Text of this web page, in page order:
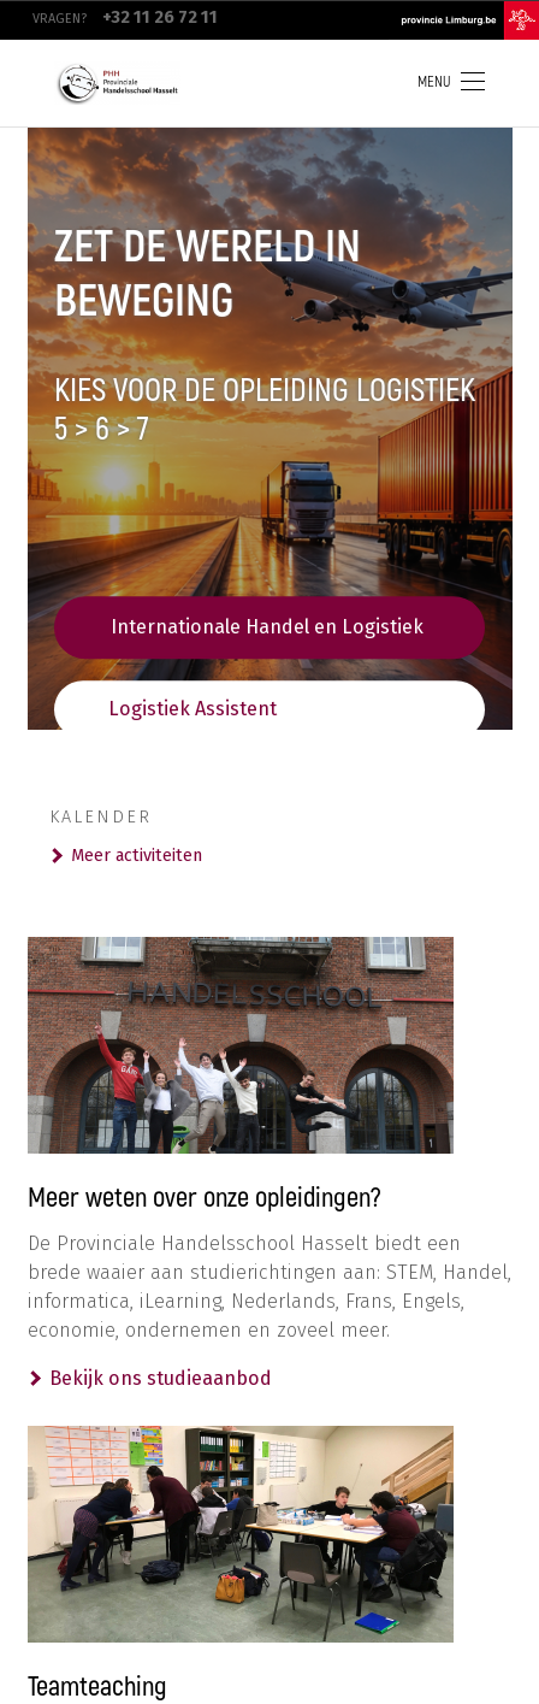
Overslaan
naar
VRAGEN? +32 11 26 72 11
navigation
MENU
1 juli - 10 juli
17 augustus - 31 augustus
Bekijk ons studieaanbod
Maak een afspraak
ZET DE WERELD IN
BEWEGING
KIES VOOR DE OPLEIDING LOGISTIEK
5 > 6 > 7
Internationale Handel en Logistiek
Logistiek Assistent
KALENDER
Meer activiteiten
Meer weten over onze opleidingen?
De Provinciale Handelsschool Hasselt biedt een
brede waaier aan studierichtingen aan: STEM, Handel,
informatica, iLearning, Nederlands, Frans, Engels,
economie, ondernemen en zoveel meer.
Bekijk ons studieaanbod
Teamteaching